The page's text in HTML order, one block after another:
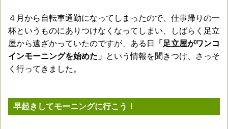
４月から自転車通勤になってしまったので、仕事帰りの一
杯というものにありつけなくなってしまい、しばらく足立
屋から遠ざかっていたのですが、ある日
「足立屋がワンコ
インモーニングを始めた」 という情報を聞きつけ、さっそ
く行ってきました。
早起きしてモーニングに行こう！